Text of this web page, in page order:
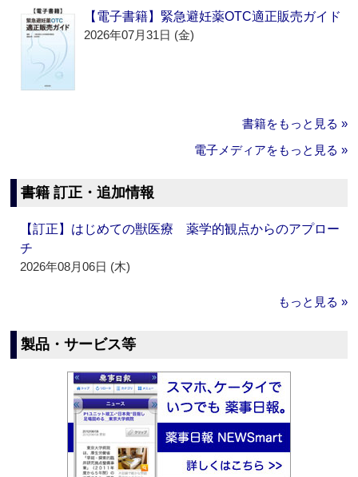
【電子書籍】緊急避妊薬OTC適正販売ガイド
2026年07月31日 (金)
書籍をもっと見る »
電子メディアをもっと見る »
書籍 訂正・追加情報
【訂正】はじめての獣医療 薬学的観点からのアプロー
チ
2026年08月06日 (木)
もっと見る »
製品・サービス等